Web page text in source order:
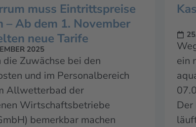
muss Eintrittspreise
– Ab dem 1. November
neue Tarife
2025
die Zuwächse bei den
und im Personalbereich
Allwetterbad der
Wirtschaftsbetriebe
bemerkbar machen
ein